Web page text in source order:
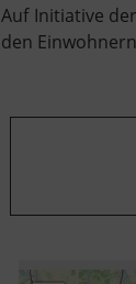
Auf Initiative
den